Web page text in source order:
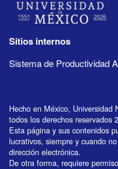
Sitios internos
Sistema de Productividad
Hecho en México, Universidad
todos los derechos reservados
Esta página y sus contenidos
lucrativos, siempre y cuando
dirección electrónica.
De otra forma, requiere